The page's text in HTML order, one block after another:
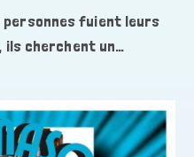
personnes fuient leurs
ils cherchent un…